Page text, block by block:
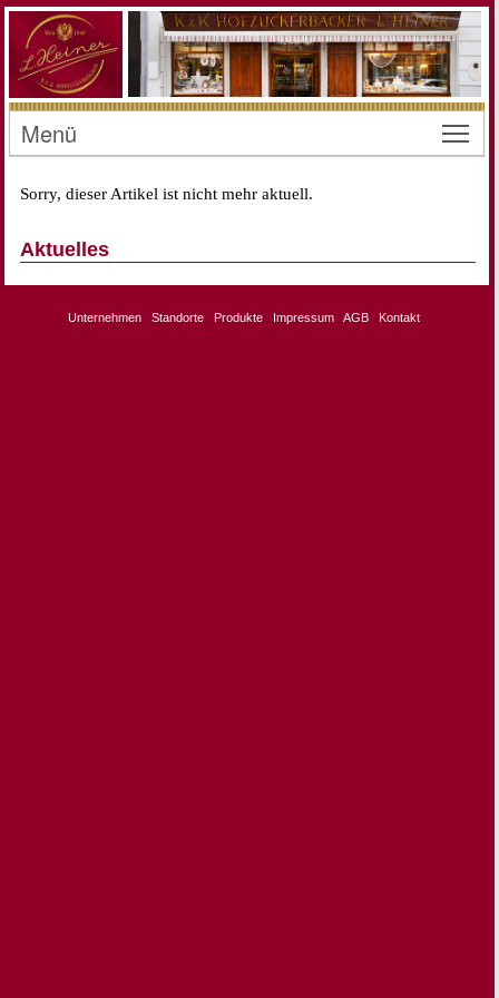
Menü
Sorry, dieser Artikel ist nicht mehr aktuell.
Aktuelles
Unternehmen Standorte Produkte Impressum AGB Kontakt